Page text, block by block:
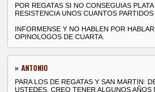
POR REGATAS SI NO CONSEGUIAS
RESISTENCIA UNOS CUANTOS
INFORMENSE Y NO HABLEN POR
OPINOLOGOS DE CUARTA.
» ANTONIO
PARA LOS DE REGATAS Y SAN MARTIN:
USTEDES. CREO TENER ALGUNOS